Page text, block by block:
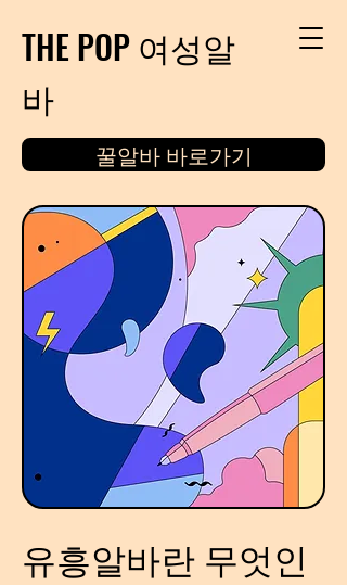
THE POP 여성알
바
꿀알바 바로가기
유흥알바란 무엇인